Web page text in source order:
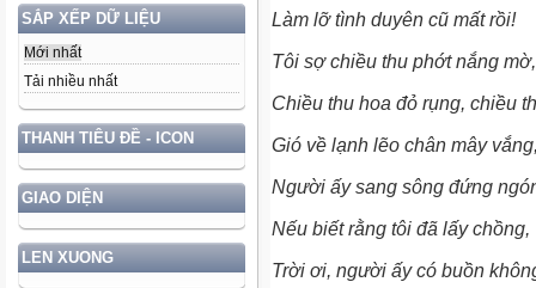
SẮP XẾP DỮ LIỆU
Mới nhất
Tải nhiều nhất
THANH TIÊU ĐỀ - ICON
GIAO DIỆN
LEN XUONG
Làm lỡ tình duyên cũ mất rồi!
Tôi sợ chiều thu phớt nắng
Chiều thu hoa đỏ rụng, chiều
Gió về lạnh lẽo chân mây
Người ấy sang sông đứng
Nếu biết rằng tôi đã lấy
Trời ơi, người ấy có buồn